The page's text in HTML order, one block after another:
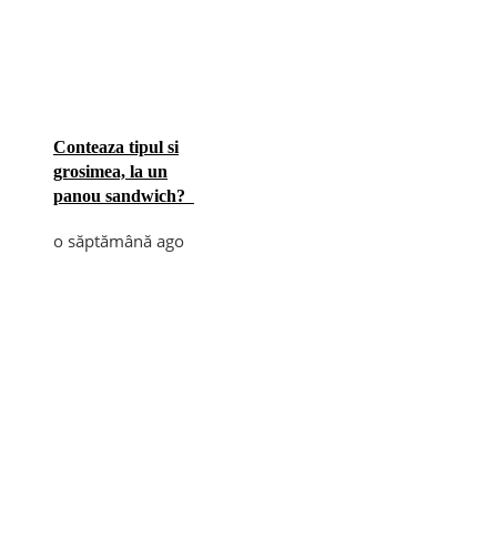
Conteaza tipul si
grosimea, la un
panou sandwich?
o săptămână ago